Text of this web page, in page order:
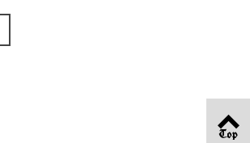
Top